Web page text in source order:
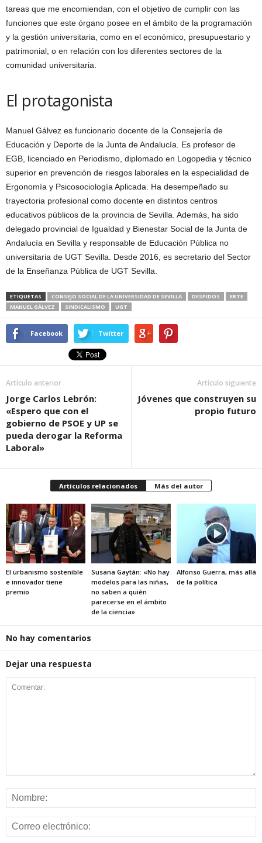
tareas que me encomiendan, con el objetivo de cumplir con las
funciones que este órgano posee en el ámbito de la programación
y la gestión universitaria, como en el económico, presupuestario y
patrimonial, o en relación con los diferentes sectores de la
comunidad universitaria.
El protagonista
Manuel Gálvez es funcionario docente de la Consejería de
Educación y Deporte de la Junta de Andalucía. Es profesor de
EGB, licenciado en Periodismo, diplomado en Logopedia y técnico
superior en prevención de riesgos laborales en la especialidad de
Ergonomía y Psicosociología Aplicada. Ha desempeñado su
trayectoria profesional como docente en distintos centros
educativos públicos de la provincia de Sevilla. Además, ha sido
delegado provincial de Igualdad y Bienestar Social de la Junta de
Andalucía en Sevilla y responsable de Educación Pública no
universitaria de UGT Sevilla. Desde 2016, es secretario del Sector
de la Enseñanza Pública de UGT Sevilla.
ETIQUETAS CONSEJO SOCIAL DE LA UNIVERSIDAD DE SEVILLA DESPIDOS
ERTE
MANUEL GÁLVEZ
SINDICALISMO UGT
Facebook Twitter
Artículo anterior
Jorge Carlos Lebrón:
«Espero que con el
gobierno de PSOE y UP se
pueda derogar la Reforma
Laboral»
Artículo siguiente
Jóvenes que construyen su
propio futuro
Artículos relacionados Más del autor
El urbanismo sostenible
e innovador tiene
premio
Susana Gaytán: «No hay
modelos para las niñas,
no saben a quién
parecerse en el ámbito
de la ciencia»
Alfonso Guerra, más allá
de la política
No hay comentarios
Dejar una respuesta